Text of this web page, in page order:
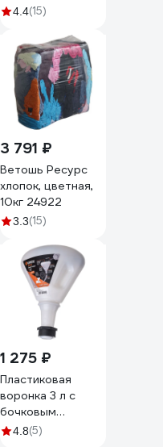
0.5 л 411040014
4.4(15)
3 791 ₽
Ветошь Ресурс
хлопок, цветная,
10кг 24922
3.3(15)
1 275 ₽
Пластиковая
воронка 3 л с
бочковым
адаптером GROZ
4.8(5)